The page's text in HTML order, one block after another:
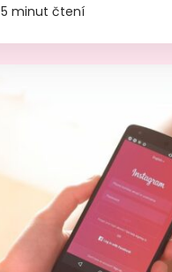
5 minut čtení